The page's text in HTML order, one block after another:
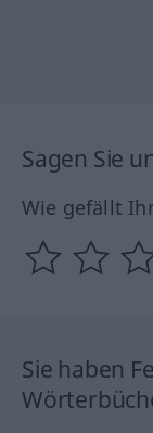
Sagen Sie
Wie gefällt
Sie haben